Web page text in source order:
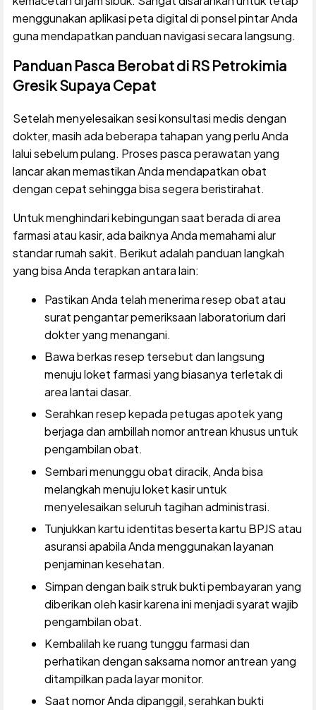
menggunakan aplikasi peta digital di ponsel pintar Anda
guna mendapatkan panduan navigasi secara langsung.
Panduan Pasca Berobat di RS Petrokimia
Gresik Supaya Cepat
Setelah menyelesaikan sesi konsultasi medis dengan
dokter, masih ada beberapa tahapan yang perlu Anda
lalui sebelum pulang. Proses pasca perawatan yang
lancar akan memastikan Anda mendapatkan obat
dengan cepat sehingga bisa segera beristirahat.
Untuk menghindari kebingungan saat berada di area
farmasi atau kasir, ada baiknya Anda memahami alur
standar rumah sakit. Berikut adalah panduan langkah
yang bisa Anda terapkan antara lain:
Pastikan Anda telah menerima resep obat atau
surat pengantar pemeriksaan laboratorium dari
dokter yang menangani.
Bawa berkas resep tersebut dan langsung
menuju loket farmasi yang biasanya terletak di
area lantai dasar.
Serahkan resep kepada petugas apotek yang
berjaga dan ambillah nomor antrean khusus untuk
pengambilan obat.
Sembari menunggu obat diracik, Anda bisa
melangkah menuju loket kasir untuk
menyelesaikan seluruh tagihan administrasi.
Tunjukkan kartu identitas beserta kartu BPJS atau
asuransi apabila Anda menggunakan layanan
penjaminan kesehatan.
Simpan dengan baik struk bukti pembayaran yang
diberikan oleh kasir karena ini menjadi syarat wajib
pengambilan obat.
Kembalilah ke ruang tunggu farmasi dan
perhatikan dengan saksama nomor antrean yang
ditampilkan pada layar monitor.
Saat nomor Anda dipanggil, serahkan bukti